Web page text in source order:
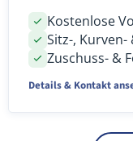
Kostenlose
Sitz-,
Zuschuss- &
Details & Kontakt